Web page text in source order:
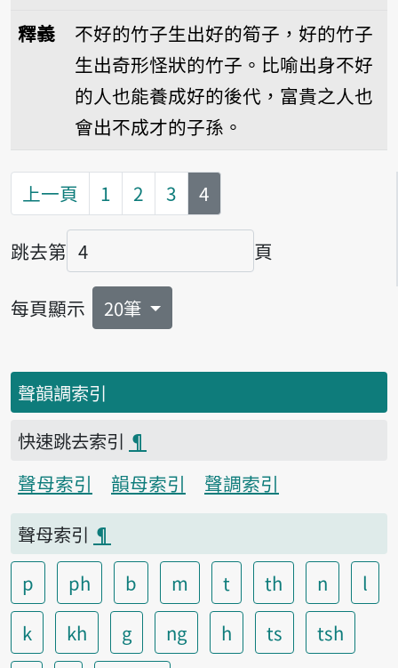
釋義
不好的竹子生出好的筍子，好的竹子
生出奇形怪狀的竹子。比喻出身不好
的人也能養成好的後代，富貴之人也
會出不成才的子孫。
上一頁 1 2 3 第
4
跳去第
頁碼
頁
每頁顯示 20筆
聲韻調索引
快速跳去索引 ¶
聲母索引
韻母索引
聲調索引
聲母索引 ¶
p
ph b m t th n
l
k
kh g ng h ts
tsh